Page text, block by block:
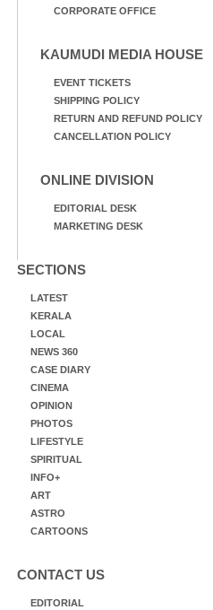
CORPORATE OFFICE
KAUMUDI MEDIA HOUSE
EVENT TICKETS
SHIPPING POLICY
RETURN AND REFUND POLICY
CANCELLATION POLICY
ONLINE DIVISION
EDITORIAL DESK
MARKETING DESK
SECTIONS
LATEST
KERALA
LOCAL
NEWS 360
CASE DIARY
CINEMA
OPINION
PHOTOS
LIFESTYLE
SPIRITUAL
INFO+
ART
ASTRO
CARTOONS
CONTACT US
EDITORIAL